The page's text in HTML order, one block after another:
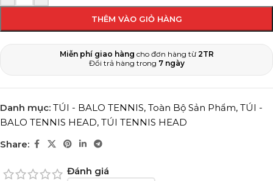
THÊM VÀO GIỎ HÀNG
Miễn phí giao hàng cho đơn hàng từ 2TR
Đổi trả hàng trong 7 ngày
Danh mục: TÚI - BALO TENNIS, Toàn Bộ Sản Phẩm, TÚI -
BALO TENNIS HEAD, TÚI TENNIS HEAD
Share:
Đánh giá